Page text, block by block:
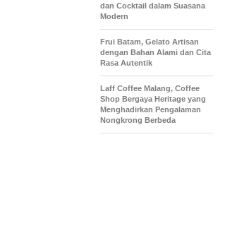
dan Cocktail dalam Suasana
Modern
Frui Batam, Gelato Artisan
dengan Bahan Alami dan Cita
Rasa Autentik
Laff Coffee Malang, Coffee
Shop Bergaya Heritage yang
Menghadirkan Pengalaman
Nongkrong Berbeda